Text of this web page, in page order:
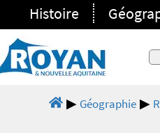
Histoire
Géographie